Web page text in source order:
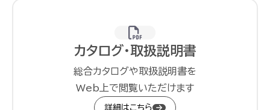
カタログ・取扱説明書
総合カタログや取扱説明書を
Web上で閲覧いただけます
詳細はこちら